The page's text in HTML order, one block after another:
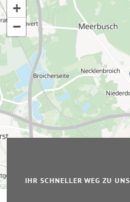
+
−
IHR SCHNELLER WEG ZU UNS